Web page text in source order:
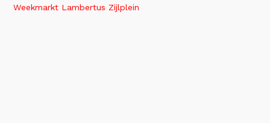
Weekmarkt Lam­ber­tus Zijl­plein